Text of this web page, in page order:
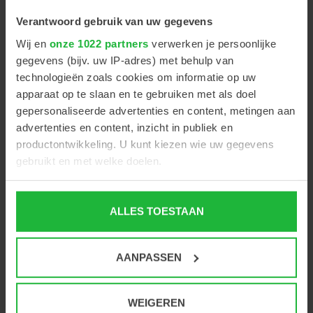
Verantwoord gebruik van uw gegevens
Wij en onze 1022 partners verwerken je persoonlijke
gegevens (bijv. uw IP-adres) met behulp van
technologieën zoals cookies om informatie op uw
apparaat op te slaan en te gebruiken met als doel
gepersonaliseerde advertenties en content, metingen aan
advertenties en content, inzicht in publiek en
productontwikkeling. U kunt kiezen wie uw gegevens
gebruikt en met welke doelen.
Als u het toestaat, willen we ook graag:
Informatie verzamelen over uw geografische locatie,
die tot een paar meter nauwkeurig kan zijn
op specifieke eigenschappen (fingerprinting)
Lees meer over hoe uw persoonlijke gegevens worden
verwerkt en stel uw voorkeuren in het
ALLES TOESTAAN
AANPASSEN
WEIGEREN
PRODUCT OMSCHRIJVING
De voetensteun Discus 250 T heeft een hoger
verstelbereik dan de Discus 150 T.
Deze modern vormgegeven voetensteun is voorzien
van een gaslift hoogteverstelling, die heel eenvoudig
vanuit zitpositie met de voet te bedienen is (oranje
die garant staan voor jarenlang gebruiksplezier.
Hoogteverstelling: 15 - 25 cm